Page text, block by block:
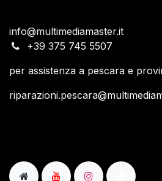
info@multimediamaster.it
​+39 375 745 5507
per assistenza a pescara e
riparazioni.pescara